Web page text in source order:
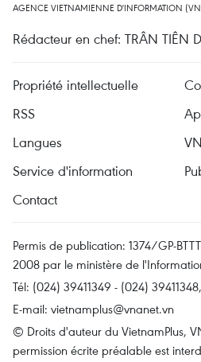
AGENCE VIETNAMIENNE D'INFORMATION
Rédacteur en chef: TRÂN TIÊN
Propriété intellectuelle
RSS
Langues
Service d'information
Contact
Permis de publication: 1374/GP-
2008 par le ministère de
Tél: (024) 39411349 - (024)
E-mail: vietnamplus@vnanet.vn
© Droits d'auteur du VietnamPlus,
permission écrite préalable est